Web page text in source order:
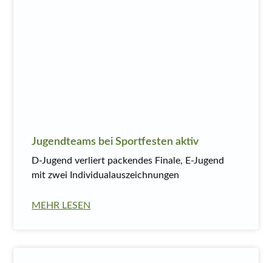
Jugendteams bei Sportfesten aktiv
D-Jugend verliert packendes Finale, E-Jugend
mit zwei Individualauszeichnungen
MEHR LESEN